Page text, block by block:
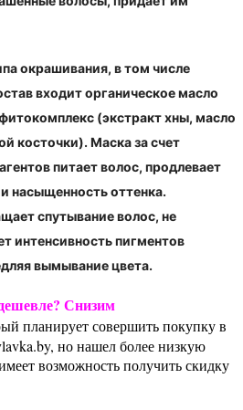
окрашивания, в том числе
входит органическое масло
(экстракт хны, масло
косточки). Маска за счет
питает волос, продлевает
насыщенность оттенка.
спутывание волос, не
интенсивность пигментов
вымывание цвета.
Снизим
планирует совершить покупку в
но нашел более низкую
возможность получить скидку